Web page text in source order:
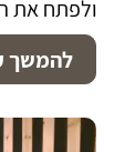
ולפתח את
להמשך